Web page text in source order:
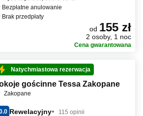
Bezpłatne anulowanie
Brak przedpłaty
od 155 zł
2 osoby, 1 noc
Cena gwarantowana
Natychmiastowa rezerwacja
gościnne Tessa Zakopane
Zakopane
Rewelacyjny 115 opinii